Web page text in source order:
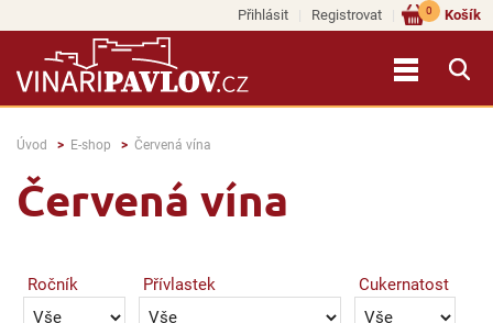
Přihlásit Registrovat Košík
0
Úvod E-shop Červená vína
Červená vína
Ročník Přívlastek Cukernatost